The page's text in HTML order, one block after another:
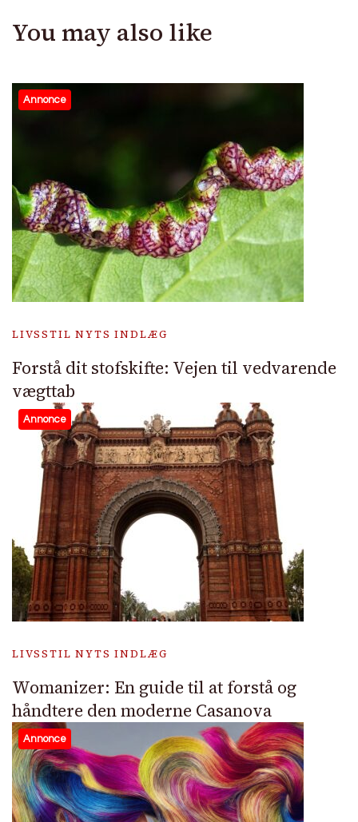
You may also like
Annonce
LIVSSTIL NYTS INDLÆG
Forstå dit stofskifte: Vejen til vedvarende
vægttab
Annonce
LIVSSTIL NYTS INDLÆG
Womanizer: En guide til at forstå og
håndtere den moderne Casanova
Annonce